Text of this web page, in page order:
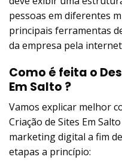
pessoas em diferentes
principais ferramentas
da empresa pela
Como é feita o
Em Salto ?
Vamos explicar melhor
Criação de Sites Em
marketing digital a fim
etapas a princípio: